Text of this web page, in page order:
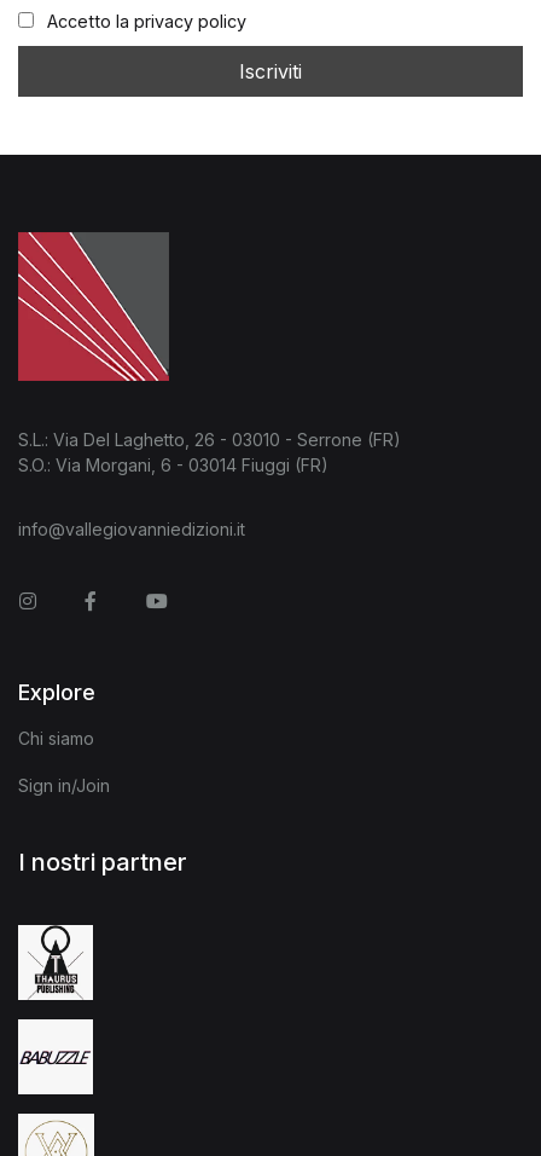
Accetto la privacy policy
S.L.: Via Del Laghetto, 26 - 03010 - Serrone (FR)
S.O.: Via Morgani, 6 - 03014 Fiuggi (FR)
info@vallegiovanniedizioni.it
InstagramFacebookYou Tube
Explore
Chi siamo
Sign in/Join
I nostri partner